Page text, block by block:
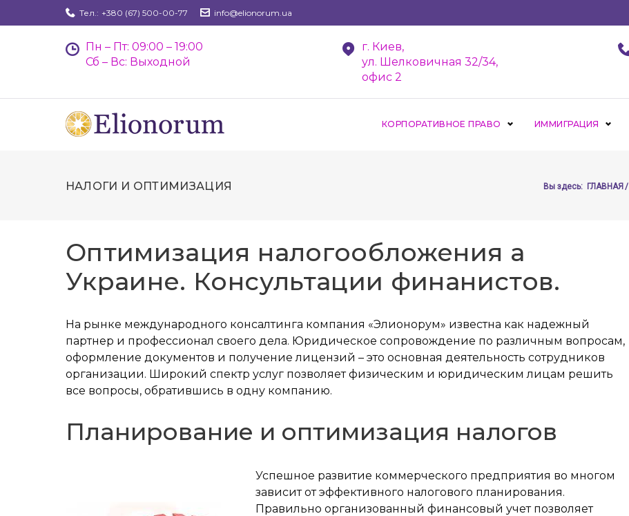
to
Тел.: +380 (67) 500-00-77 info@elionorum.ua
Пн – Пт: 09:00 – 19:00
Сб – Вс: Выходной
г. Киев,
ул. Шелковичная 32/34,
офис 2
КОРПОРАТИВНОЕ ПРАВО ИММИГРАЦИЯ
НАЛОГИ И ОПТИМИЗАЦИЯ Вы здесь: ГЛАВНАЯ /
Оптимизация налогообложения а
Украине. Консультации финанистов.
На рынке международного консалтинга компания «Элионорум» известна как надежный
партнер и профессионал своего дела. Юридическое сопровождение по различным вопросам,
оформление документов и получение лицензий – это основная деятельность сотрудников
организации. Широкий спектр услуг позволяет физическим и юридическим лицам решить
все вопросы, обратившись в одну компанию.
Планирование и оптимизация налогов
Успешное развитие коммерческого предприятия во многом
зависит от эффективного налогового планирования.
Правильно организованный финансовый учет позволяет